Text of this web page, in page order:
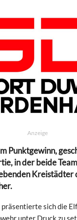
Anzeige
Punktgewinn,
in der beide
sich die
unter Druck zu